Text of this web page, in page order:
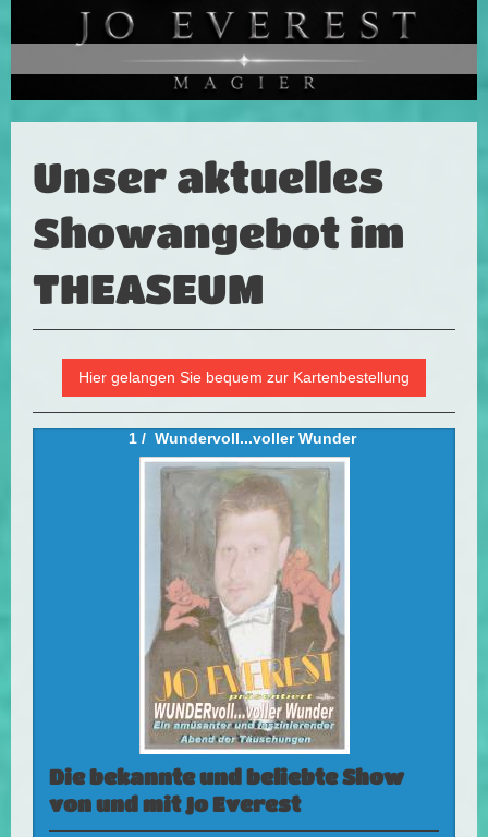
Unser aktuelles
Showangebot im
THEASEUM
Hier gelangen Sie bequem zur Kartenbestellung
1 / Wundervoll...voller Wunder
Die bekannte und beliebte Show
von und mit Jo Everest